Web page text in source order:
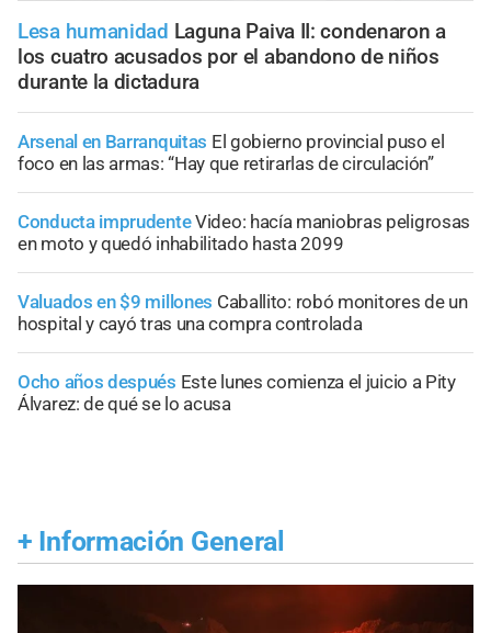
Lesa humanidad Laguna Paiva II: condenaron a
los cuatro acusados por el abandono de niños
durante la dictadura
Arsenal en Barranquitas El gobierno provincial puso el
foco en las armas: “Hay que retirarlas de circulación”
Conducta imprudenteVideo: hacía maniobras peligrosas
en moto y quedó inhabilitado hasta 2099
Valuados en $9 millones Caballito: robó monitores de un
hospital y cayó tras una compra controlada
Ocho años después Este lunes comienza el juicio a Pity
Álvarez: de qué se lo acusa
+ Información General